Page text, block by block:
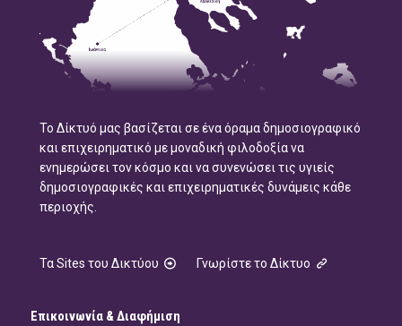
Το Δίκτυό μας βασίζεται σε ένα όραμα δημοσιογραφικό
και επιχειρηματικό με μοναδική φιλοδοξία να
ενημερώσει τον κόσμο και να συνενώσει τις υγιείς
δημοσιογραφικές και επιχειρηματικές δυνάμεις κάθε
περιοχής.
Τα Sites του Δικτύου Γνωρίστε το Δίκτυο
Επικοινωνία & Διαφήμιση